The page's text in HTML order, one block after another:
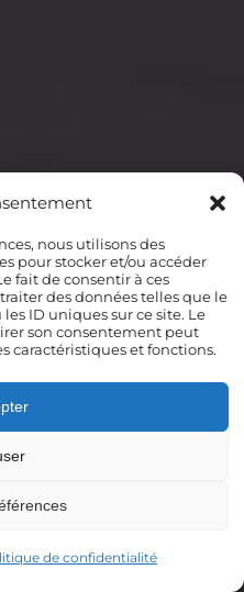
nous utilisons des
pour stocker et/ou accéder
fait de consentir à ces
des données telles que le
ID uniques sur ce site. Le
son consentement peut
caractéristiques et fonctions.
de confidentialité